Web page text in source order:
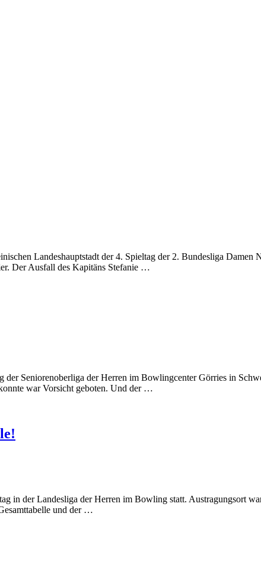
Landeshauptstadt der 4. Spieltag der 2. Bundesliga Damen
Der Ausfall des Kapitäns Stefanie …
Seniorenoberliga der Herren im Bowlingcenter Görries in
war Vorsicht geboten. Und der …
in der Landesliga der Herren im Bowling statt. Austragungsort
und der …